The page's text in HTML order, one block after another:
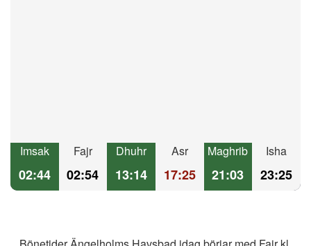
Imsak
02:44
Fajr
02:54
Dhuhr
13:14
Asr
17:25
Maghrib
21:03
Isha
23:25